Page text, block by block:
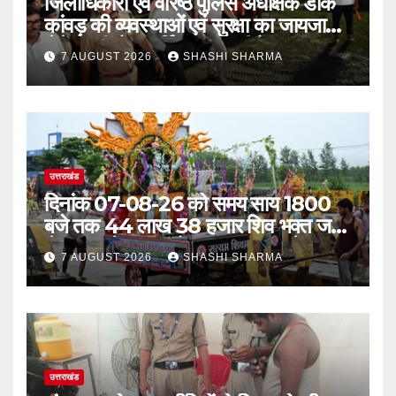
कांवड़ की व्यवस्थाओं एवं सुरक्षा का जायजा
लेने बैरागी कैंप पार्किंग स्थल जीरो ग्राउंड पर
देर रात्रि पहुंचे
7 AUGUST 2026 SHASHI SHARMA
उत्तराखंड
दिनांक 07-08-26 को समय साय 1800
बजे तक 44 लाख 38 हजार शिव भक्त जल
लेकर अपने गंतव्य को प्रस्थान कर चुके
7 AUGUST 2026 SHASHI SHARMA
उत्तराखंड